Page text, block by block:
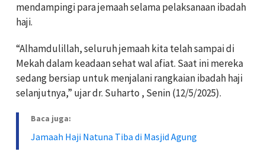
mendampingi para jemaah selama pelaksanaan ibadah
haji.
“Alhamdulillah, seluruh jemaah kita telah sampai di
Mekah dalam keadaan sehat wal afiat. Saat ini mereka
sedang bersiap untuk menjalani rangkaian ibadah haji
selanjutnya,” ujar dr. Suharto , Senin (12/5/2025).
Baca juga:
Jamaah Haji Natuna Tiba di Masjid Agung